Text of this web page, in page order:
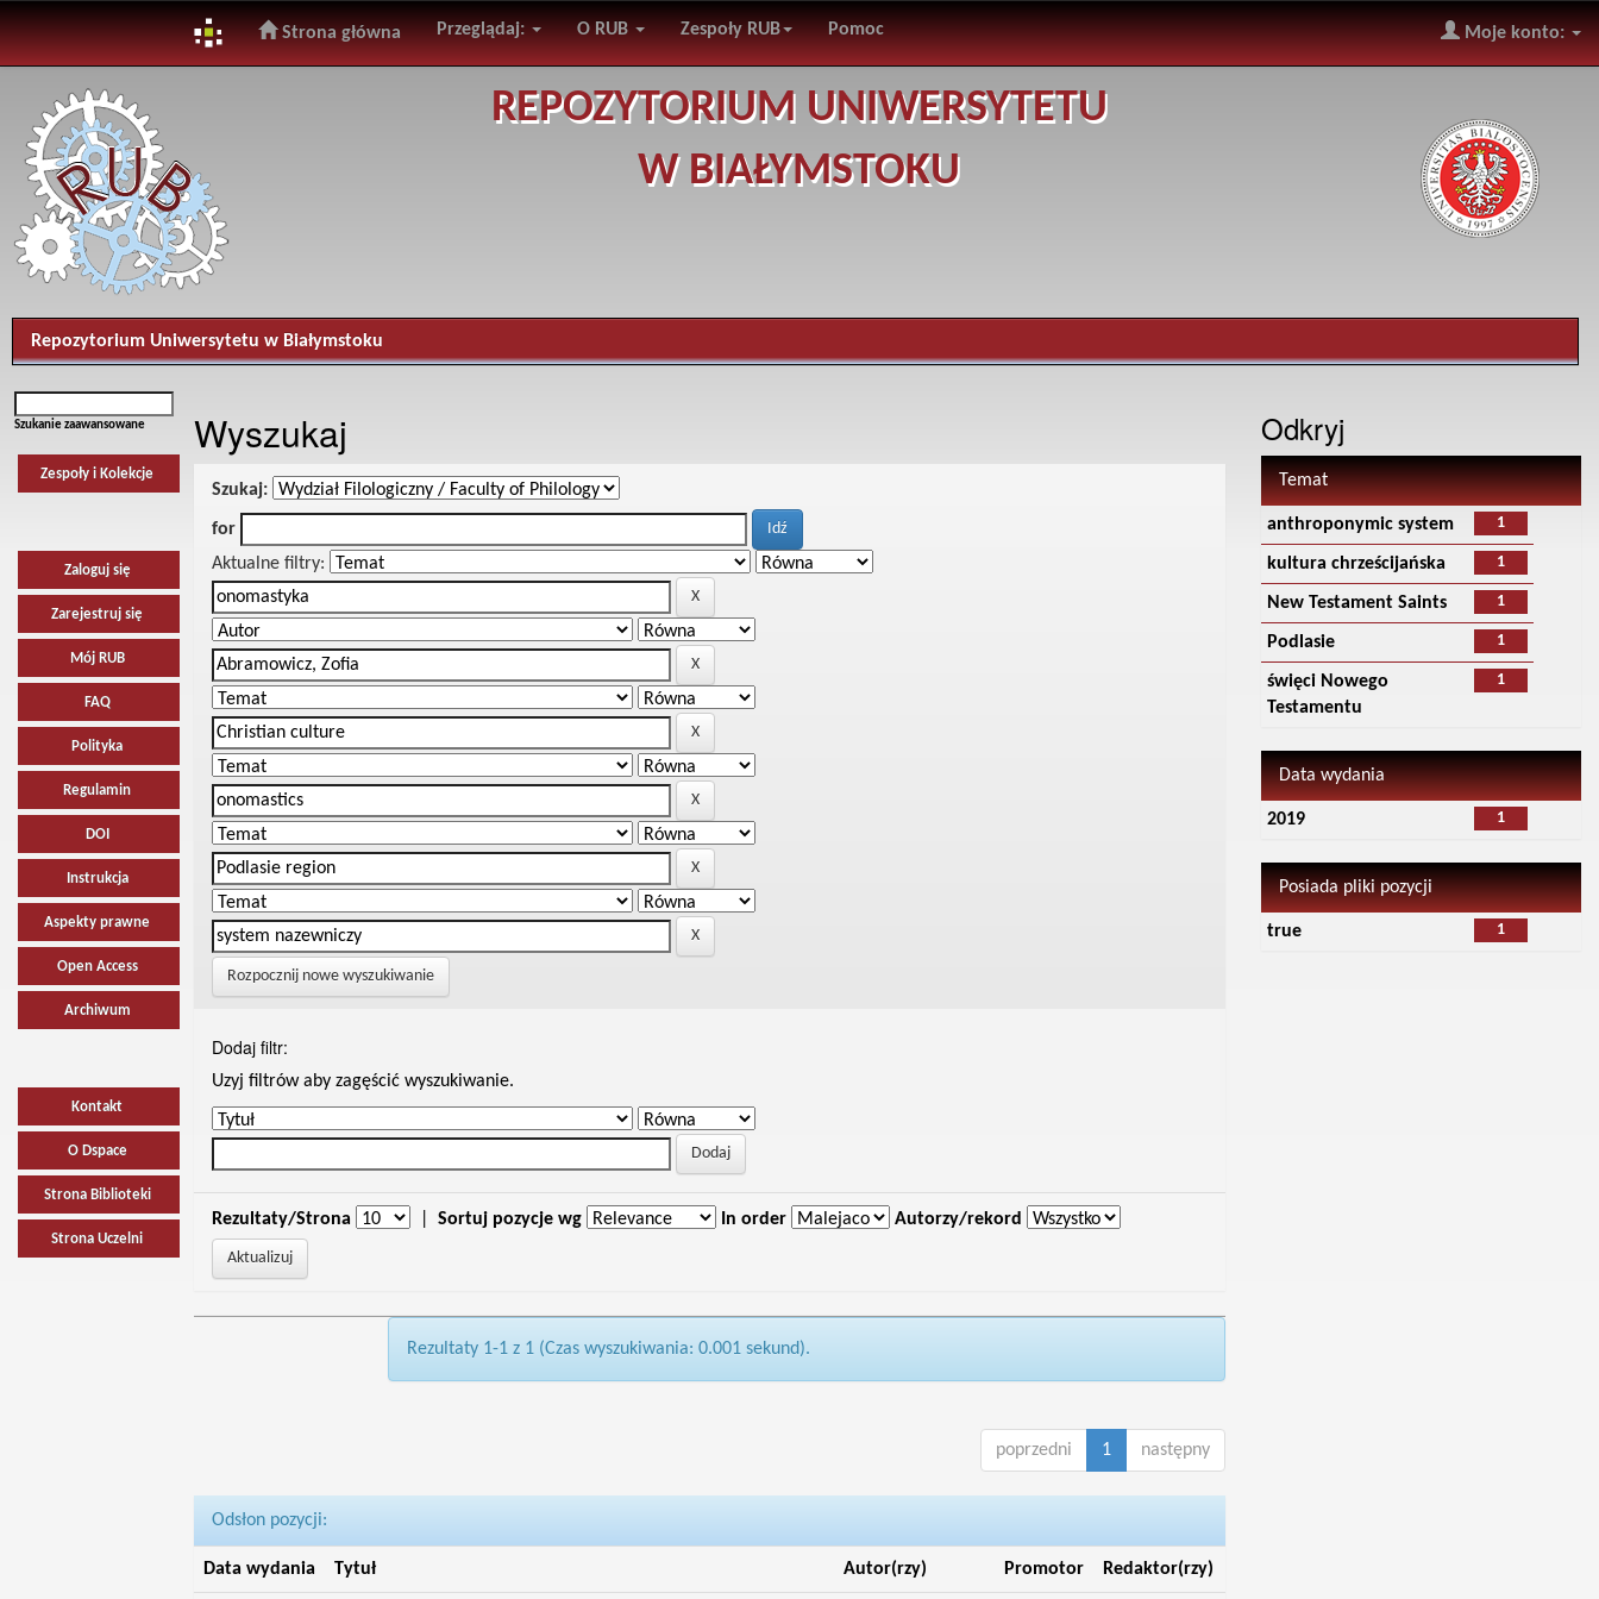
navigation
Strona główna Przeglądaj: O RUB Zespoły RUB Pomoc Moje konto:
REPOZYTORIUM UNIWERSYTETU
W BIAŁYMSTOKU
Repozytorium Uniwersytetu w Białymstoku
Szukanie zaawansowane
Zespoły i Kolekcje
Zaloguj się
Zarejestruj się
Mój RUB
FAQ
Polityka
Regulamin
DOI
Instrukcja
Aspekty prawne
Open Access
Archiwum
Kontakt
O Dspace
Strona Biblioteki
Strona Uczelni
Wyszukaj
Szukaj:
for
Aktualne filtry:
Rozpocznij nowe wyszukiwanie
Dodaj filtr:
Uzyj filtrów aby zagęścić wyszukiwanie.
Rezultaty/Strona Sortuj pozycje wg In order Autorzy/rekord
Rezultaty 1-1 z 1 (Czas wyszukiwania: 0.001 sekund).
poprzedni 1 następny
Odsłon pozycji:
Data wydania Tytuł Autor(rzy) Promotor Redaktor(rzy)
Odkryj
Temat
1
anthroponymic system
1
kultura chrześcijańska
1
New Testament Saints
1
Podlasie
1
święci Nowego
Testamentu
Data wydania
1
2019
Posiada pliki pozycji
1
true